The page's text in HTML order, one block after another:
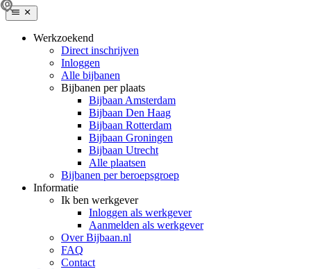
Werkzoekend
Direct inschrijven
Inloggen
Alle bijbanen
Bijbanen per plaats
Bijbaan Amsterdam
Bijbaan Den Haag
Bijbaan Rotterdam
Bijbaan Groningen
Bijbaan Utrecht
Alle plaatsen
Bijbanen per beroepsgroep
Informatie
Ik ben werkgever
Inloggen als werkgever
Aanmelden als werkgever
Over Bijbaan.nl
FAQ
Contact